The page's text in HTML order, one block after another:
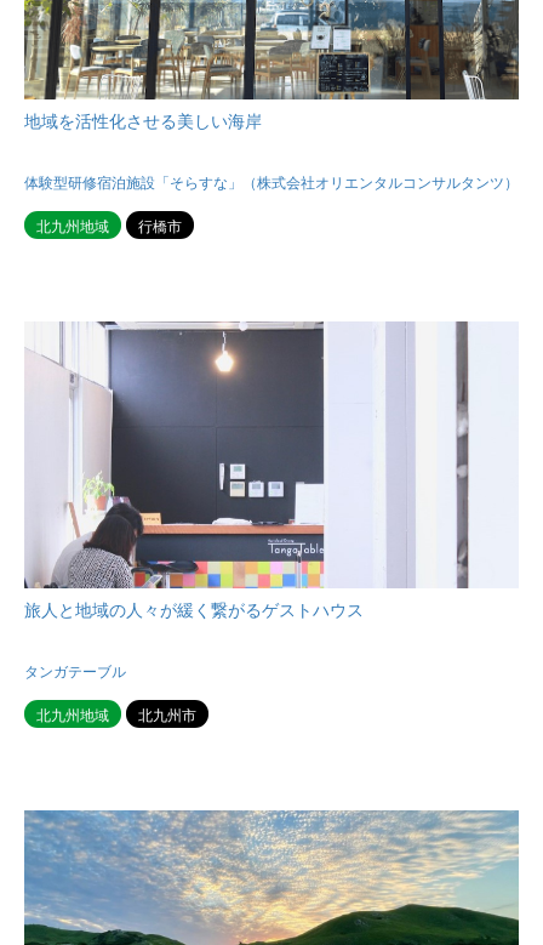
地域を活性化させる美しい海岸
体験型研修宿泊施設「そらすな」（株式会社オリエンタルコンサルタンツ）
北九州地域 行橋市
旅人と地域の人々が緩く繋がるゲストハウス
タンガテーブル
北九州地域 北九州市